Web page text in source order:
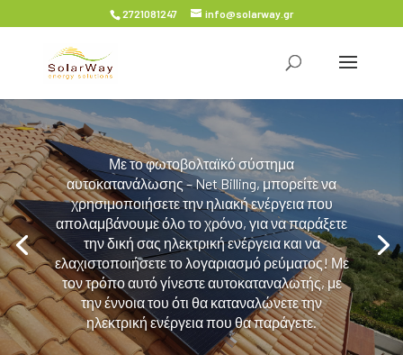
2721081247 info@solarway.gr